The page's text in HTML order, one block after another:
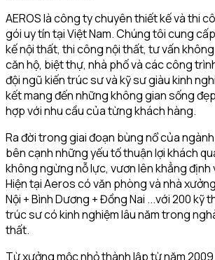
AEROS là công ty chuyên thiết kế và thi
gói uy tín tại Việt Nam. Chúng tôi cung
kế nội thất, thi công nội thất, tư vấn
căn hộ, biệt thự, nhà phố và các công
đội ngũ kiến trúc sư và kỹ sư giàu kinh
kết mang đến những không gian sống
hợp với nhu cầu của từng khách hàng.
Ra đời trong giai đoạn bùng nổ của
bên cạnh những yếu tố thuận lợi khách
không ngừng nỗ lực, vươn lên khẳng định
Hiện tại Aeros có văn phòng và nhà
Nội + Bình Dương + Đồng Nai ...với 200 kỹ
trúc sư có kinh nghiệm lâu năm trong
thất.
Từ xưởng mộc nhỏ thành lập từ năm